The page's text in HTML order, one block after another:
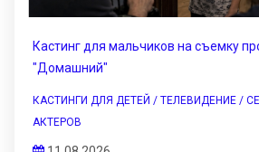
Кастинг для мальчиков на съемку
"Домашний"
КАСТИНГИ ДЛЯ ДЕТЕЙ / ТЕЛЕВИДЕНИЕ /
АКТЕРОВ